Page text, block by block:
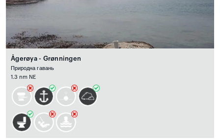
Ågerøya - Grønningen
Природна гавань
1.3 nm NE